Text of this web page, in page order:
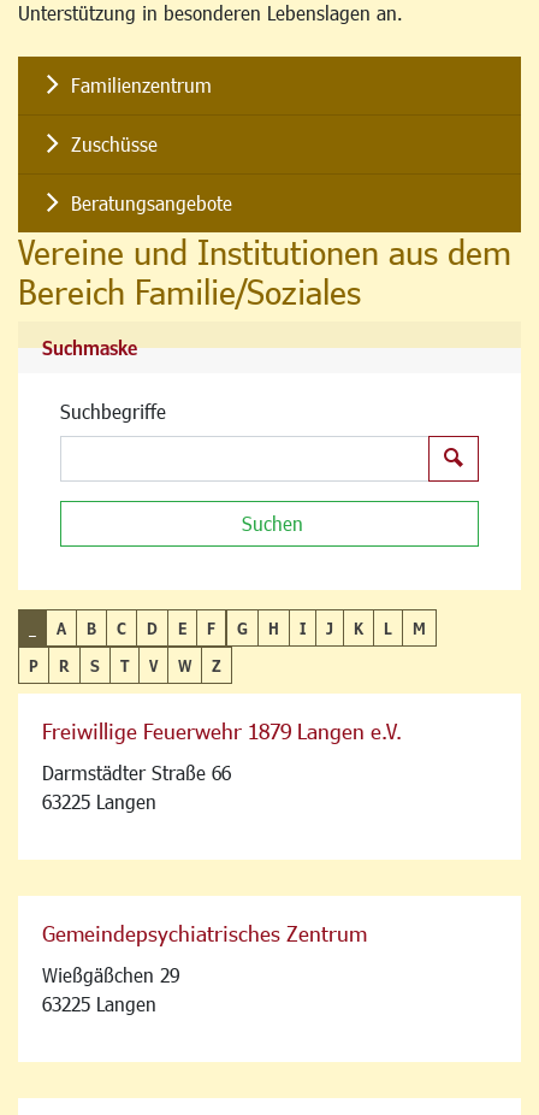
Unterstützung in besonderen Lebenslagen an.
Familienzentrum
Zuschüsse
Beratungsangebote
Vereine und Institutionen aus dem
Bereich Familie/Soziales
Suchmaske
Suchbegriffe
Suchen
A B C D E F G H I J K L
M
P
R S T V W Z
Freiwillige Feuerwehr 1879 Langen e.V.
Darmstädter Straße 66
63225 Langen
Gemeindepsychiatrisches Zentrum
Wießgäßchen 29
63225 Langen